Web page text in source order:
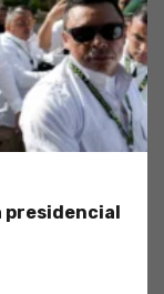
presidencial